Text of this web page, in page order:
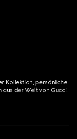
Kollektion, persönliche
der Welt von Gucci.